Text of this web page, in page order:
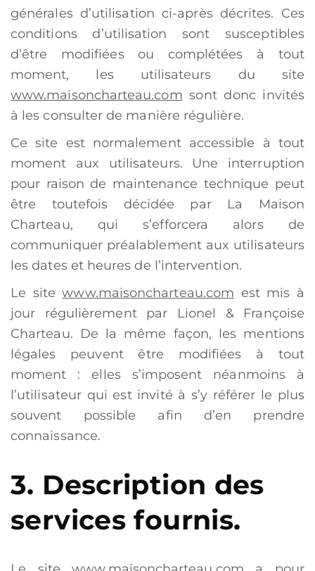
générales d’utilisation ci-après décrites. Ces
conditions d’utilisation sont susceptibles
d’être modifiées ou complétées à tout
moment, les utilisateurs du site
www.maisoncharteau.com sont donc invités
à les consulter de manière régulière.
Ce site est normalement accessible à tout
moment aux utilisateurs. Une interruption
pour raison de maintenance technique peut
être toutefois décidée par La Maison
Charteau, qui s’efforcera alors de
communiquer préalablement aux utilisateurs
les dates et heures de l’intervention.
Le sitewww.maisoncharteau.com est mis à
jour régulièrement par Lionel & Françoise
Charteau. De la même façon, les mentions
légales peuvent être modifiées à tout
moment : elles s’imposent néanmoins à
l’utilisateur qui est invité à s’y référer le plus
souvent possible afin d’en prendre
connaissance.
3. Description des
services fournis.